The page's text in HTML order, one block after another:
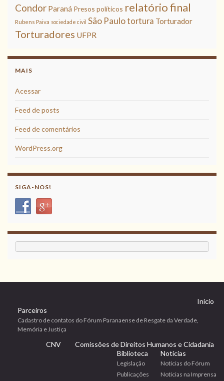
Condor Paraná Presos políticos relatório final
Rubens Paiva sociedade civil São Paulotortura Torturador
Torturadores UFPR
MAIS
Acessar
Feed de posts
Feed de comentários
WordPress.org
SIGA-NOS!
Início
Parceiros
Cadastro de contatos do Fórum Paranaense de Resgate da Verdade,
Memória e Justiça
CNV
Comissões de Direitos Humanos e Cidadania
Biblioteca
Legislação
Publicações
Notícias
Notícias do Fórum
Notícias na Imprensa